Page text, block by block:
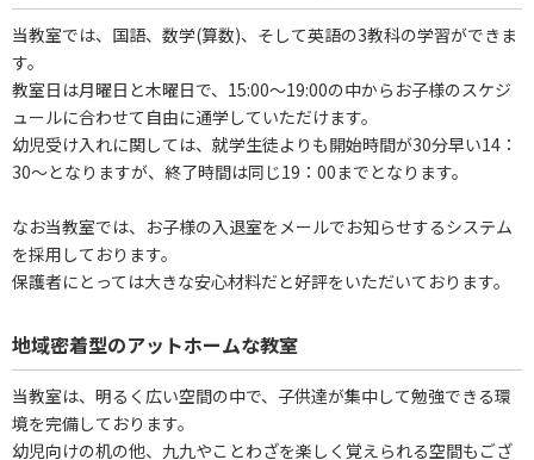
当教室では、国語、数学(算数)、そして英語の3教科の学習ができま
す。
教室日は月曜日と木曜日で、15:00～19:00の中からお子様のスケジ
ュールに合わせて自由に通学していただけます。
幼児受け入れに関しては、就学生徒よりも開始時間が30分早い14：
30～となりますが、終了時間は同じ19：00までとなります。
なお当教室では、お子様の入退室をメールでお知らせするシステム
を採用しております。
保護者にとっては大きな安心材料だと好評をいただいております。
地域密着型のアットホームな教室
当教室は、明るく広い空間の中で、子供達が集中して勉強できる環
境を完備しております。
幼児向けの机の他、九九やことわざを楽しく覚えられる空間もござ